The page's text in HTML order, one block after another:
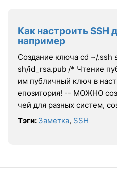
Как настроить SSH
например
Создание ключа cd ~/.ssh
sh/id_rsa.pub /* Чтение
им публичный ключ в
епозитория! -- МОЖНО
чей для разных систем,
Тэги: Заметка, SSH